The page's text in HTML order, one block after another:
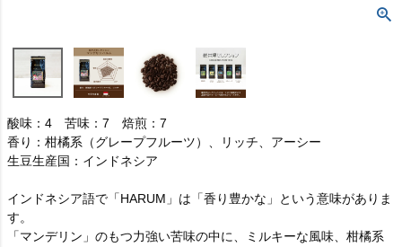
酸味：4 苦味：7 焙煎：7
香り：柑橘系（グレープフルーツ）、リッチ、アーシー
生豆生産国：インドネシア
インドネシア語で「HARUM」は「香り豊かな」という意味がありま
す。
「マンデリン」のもつ力強い苦味の中に、ミルキーな風味、柑橘系